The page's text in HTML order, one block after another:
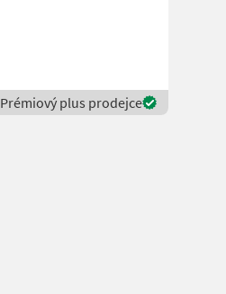
Prémiový plus prodejce